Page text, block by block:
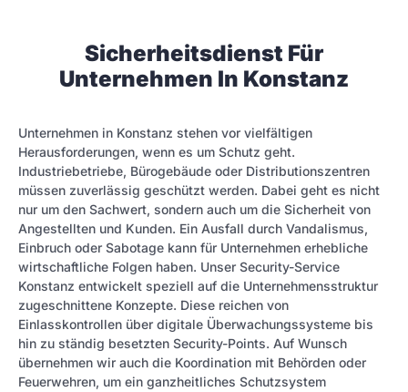
Sicherheitsdienst Für
Unternehmen In Konstanz
Unternehmen in Konstanz stehen vor vielfältigen
Herausforderungen, wenn es um Schutz geht.
Industriebetriebe, Bürogebäude oder Distributionszentren
müssen zuverlässig geschützt werden. Dabei geht es nicht
nur um den Sachwert, sondern auch um die Sicherheit von
Angestellten und Kunden. Ein Ausfall durch Vandalismus,
Einbruch oder Sabotage kann für Unternehmen erhebliche
wirtschaftliche Folgen haben. Unser Security-Service
Konstanz entwickelt speziell auf die Unternehmensstruktur
zugeschnittene Konzepte. Diese reichen von
Einlasskontrollen über digitale Überwachungssysteme bis
hin zu ständig besetzten Security-Points. Auf Wunsch
übernehmen wir auch die Koordination mit Behörden oder
Feuerwehren, um ein ganzheitliches Schutzsystem